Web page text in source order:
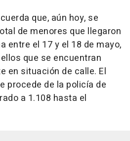
que, aún hoy, se
de menores que llegaron
entre el 17 y el 18 de mayo,
que se encuentran
en situación de calle. El
procede de la policía de
a 1.108 hasta el